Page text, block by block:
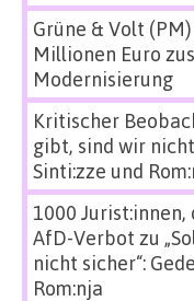
Grüne & Volt (PM)
Millionen Euro
Modernisierung
Kritischer
gibt, sind wir
Sinti:zze und
1000 Jurist:innen,
AfD-Verbot zu
nicht sicher“:
Rom:nja